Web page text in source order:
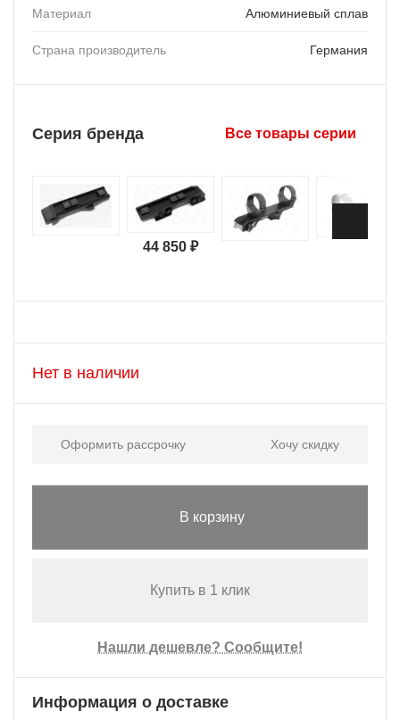
Материал Алюминиевый сплав
Страна производитель Германия
Серия бренда Все товары серии
44 850 ₽
Нет в наличии
Оформить рассрочку Хочу скидку
В корзину
Купить в 1 клик
Нашли дешевле? Сообщите!
Информация о доставке